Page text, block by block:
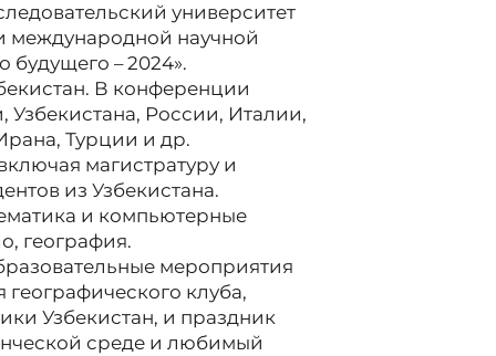
университет
международной научной
– 2024».
В конференции
Узбекистана, России, Италии,
Турции и др.
магистратуру и
из Узбекистана.
и компьютерные
география.
мероприятия
клуба,
Узбекистан, и праздник
среде и любимый